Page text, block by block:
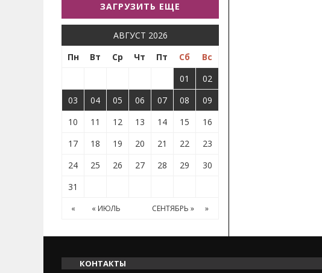
ЗАГРУЗИТЬ ЕЩЕ
АВГУСТ 2026
Пн
Вт Ср Чт Пт Сб
Вс
01
02
03
04 05 06 07 08
09
10
11 12 13 14 15
16
17
18 19 20 21 22
23
24
25 26 27 28 29
30
31
« « ИЮЛЬ СЕНТЯБРЬ » »
КОНТАКТЫ